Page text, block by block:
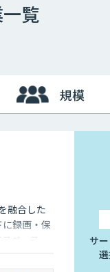
提示する
覧
規模
融合した
録画・保
ペース・
。
サ